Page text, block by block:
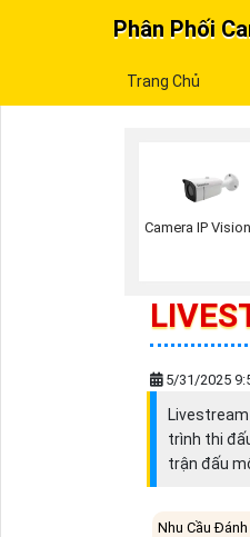
Phân Phối
Trang Chủ
Camera IP
5/31/2025
Livestream
trình thi
trận đấu
Nhu Cầu Đánh